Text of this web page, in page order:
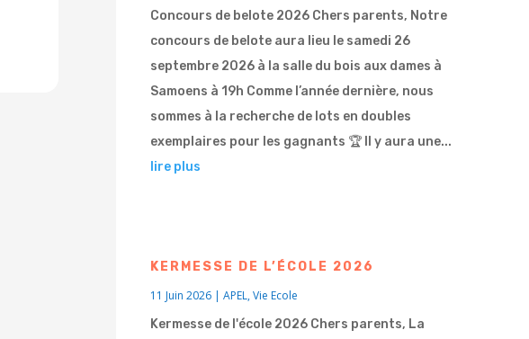
Concours de belote 2026 Chers parents, Notre
concours de belote aura lieu le samedi 26
septembre 2026 à la salle du bois aux dames à
Samoens à 19h Comme l’année dernière, nous
sommes à la recherche de lots en doubles
exemplaires pour les gagnants 🏆 Il y aura une...
lire plus
KERMESSE DE L’ÉCOLE 2026
11 Juin 2026 |APEL,Vie Ecole
Kermesse de l'école 2026 Chers parents, La